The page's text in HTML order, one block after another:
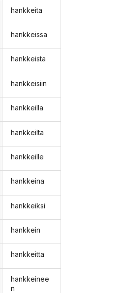
hankkeita
hankkeissa
hankkeista
hankkeisiin
hankkeilla
hankkeilta
hankkeille
hankkeina
hankkeiksi
hankkein
hankkeitta
hankkeinee
n